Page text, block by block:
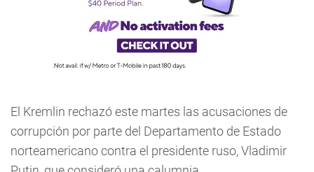
El Kremlin rechazó este martes las acusaciones de
corrupción por parte del Departamento de Estado
norteamericano contra el presidente ruso, Vladimir